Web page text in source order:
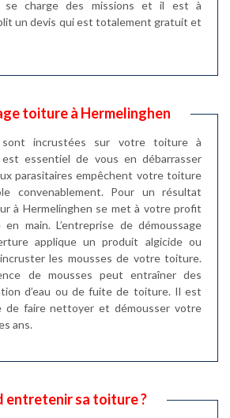
se charge des missions et il est à
un devis qui est totalement gratuit et
toiture à Hermelinghen
incrustées sur votre toiture à
essentiel de vous en débarrasser
parasitaires empêchent votre toiture
convenablement. Pour un résultat
à Hermelinghen se met à votre profit
main. L’entreprise de démoussage
applique un produit algicide ou
les mousses de votre toiture.
de mousses peut entraîner des
d’eau ou de fuite de toiture. Il est
de faire nettoyer et démousser votre
ans.
entretenir sa toiture ?